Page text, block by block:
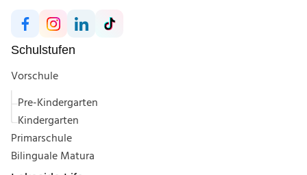
Schulstufen
Vorschule
Pre-Kindergarten
Kindergarten
Primarschule
Bilinguale Matura